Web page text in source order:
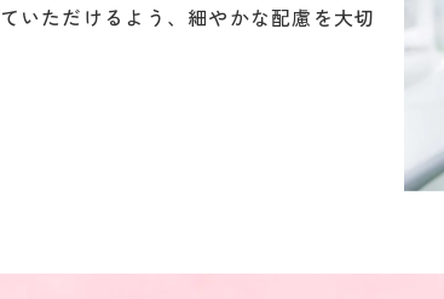
いただけるよう、細やかな配慮を大切